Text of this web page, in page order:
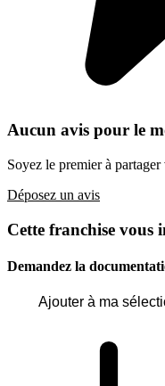
Aucun avis pour le
Soyez le premier à
Déposez un avis
Cette franchise vous
Demandez la
Ajouter à ma